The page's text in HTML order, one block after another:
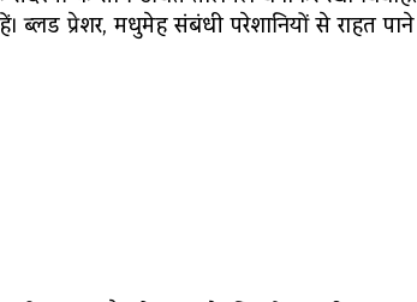
ब्लड प्रेशर, मधुमेह संबंधी परेशानियों से राहत